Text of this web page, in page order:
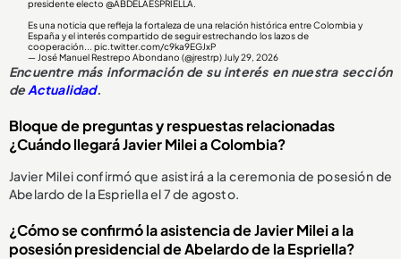
presidente electo@ABDELAESPRIELLA
Es una noticia que refleja la fortaleza de una relación histórica entre Colombia y
España y el interés compartido de seguir estrechando los lazos de
cooperación...pic.twitter.com/c9ka9EGJxP
— José Manuel Restrepo Abondano (@jrestrp) July 29, 2026
Encuentre más información de su interés en nuestra sección
deActualidad.
Bloque de preguntas y respuestas relacionadas
¿Cuándo llegará Javier Milei a Colombia?
Javier Milei confirmó que asistirá a la ceremonia de posesión de
Abelardo de la Espriella el 7 de agosto.
¿Cómo se confirmó la asistencia de Javier Milei a la
posesión presidencial de Abelardo de la Espriella?